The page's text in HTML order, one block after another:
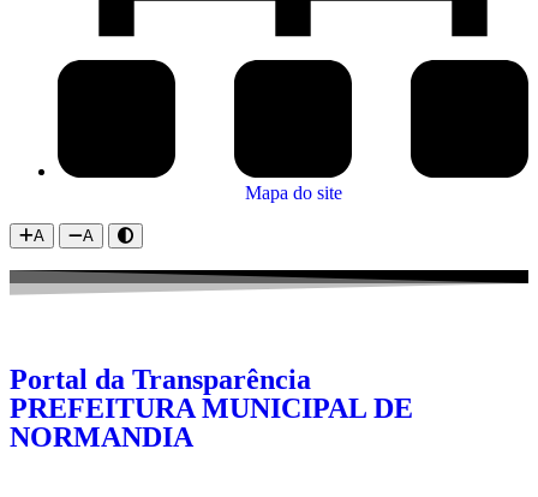
Mapa do site
A A
Portal da Transparência
PREFEITURA MUNICIPAL DE
NORMANDIA